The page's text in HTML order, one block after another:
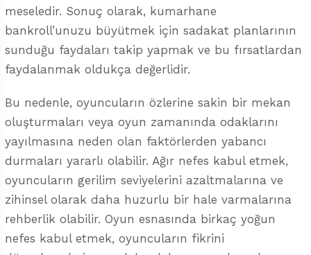
meseledir. Sonuç olarak, kumarhane
bankroll’unuzu büyütmek için sadakat planlarının
sunduğu faydaları takip yapmak ve bu fırsatlardan
faydalanmak oldukça değerlidir.
Bu nedenle, oyuncuların özlerine sakin bir mekan
oluşturmaları veya oyun zamanında odaklarını
yayılmasına neden olan faktörlerden yabancı
durmaları yararlı olabilir. Ağır nefes kabul etmek,
oyuncuların gerilim seviyelerini azaltmalarına ve
zihinsel olarak daha huzurlu bir hale varmalarına
rehberlik olabilir. Oyun esnasında birkaç yoğun
nefes kabul etmek, oyuncuların fikrini